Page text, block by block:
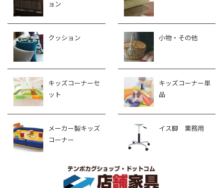
ョン
クッション 小物・その他
キッズコーナーセ
ット
キッズコーナー単
品
メーカー製キッズ
コーナー
イス脚 業務用